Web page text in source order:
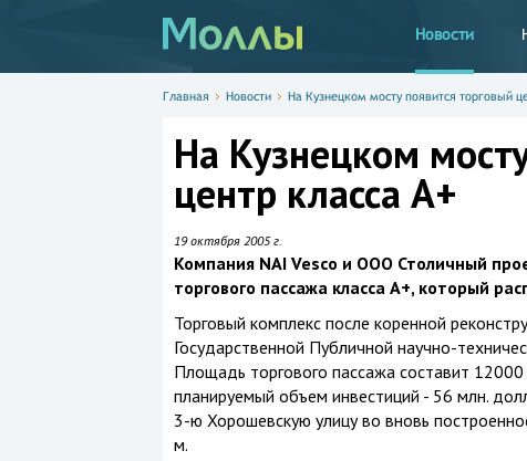
Новости
Главная Новости На Кузнецком мосту появится торговый
На Кузнецком
центр класса А+
19 октября 2005 г.
Компания NAI Vesco и ООО Столичный
торгового пассажа класса А+, который
Торговый комплекс после коренной
Государственной Публичной научно-
Площадь торгового пассажа составит
планируемый объем инвестиций - 56 млн.
3-ю Хорошевскую улицу во вновь
м.